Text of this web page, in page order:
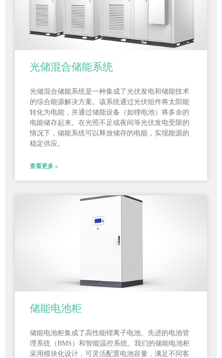
光储混合储能系统
光储混合储能系统是一种集成了光伏发电和储能技术
的综合能源解决方案。该系统通过光伏组件将太阳能
转化为电能，并通过储能设备（如锂电池）将多余的
电能储存起来。在光照不足或夜间等光伏发电受限的
情况下，储能系统可以释放储存的电能，实现能源的
稳定供应。
查看更多 »
储能电池柜
储能电池柜集成了高性能锂离子电池、先进的电池管
理系统（BMS）和智能温控系统。我们的储能电池柜
采用模块化设计，可灵活配置电池容量，满足不同客